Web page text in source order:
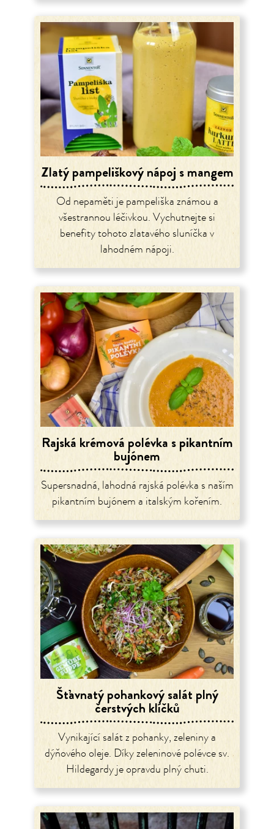
Zlatý pampeliškový nápoj s mangem
Od nepaměti je pampeliška známou a
všestrannou léčivkou. Vychutnejte si
benefity tohoto zlatavého sluníčka v
lahodném nápoji.
Rajská krémová polévka s pikantním
bujónem
Supersnadná, lahodná rajská polévka s naším
pikantním bujónem a italským kořením.
Šťavnatý pohankový salát plný
čerstvých klíčků
Vynikající salát z pohanky, zeleniny a
dýňového oleje. Díky zeleninové polévce sv.
Hildegardy je opravdu plný chuti.